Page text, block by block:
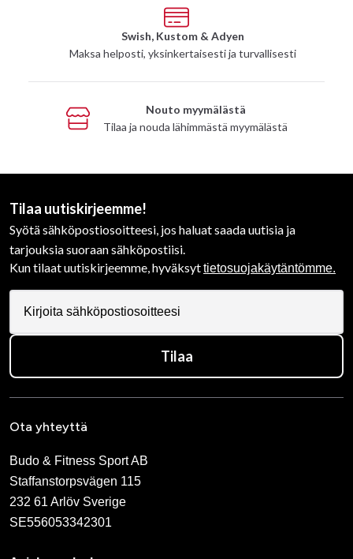
Swish, Kustom & Adyen
Maksa helposti, yksinkertaisesti ja turvallisesti
Nouto myymälästä
Tilaa ja nouda lähimmästä myymälästä
Tilaa uutiskirjeemme!
Syötä sähköpostiosoitteesi, jos haluat saada uutisia ja
tarjouksia suoraan sähköpostiisi.
Kun tilaat uutiskirjeemme, hyväksyttietosuojakäytäntömme.
Tilaa
Ota yhteyttä
Budo & Fitness Sport AB
Staffanstorpsvägen 115
232 61 Arlöv Sverige
SE556053342301